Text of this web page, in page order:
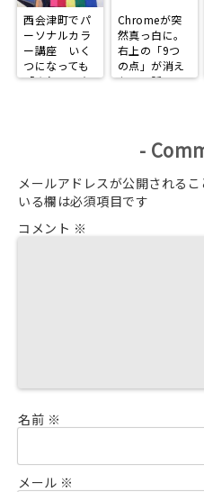
西会津町でパ
ーソナルカラ
ー講座 いく
つになっても
「きれいで在
Chromeが突
然真っ白に。
右上の「9つ
の点」が消え
た日の話
-
メールアドレスが公開されるこ
いる欄は必須項目です
コメント ※
名前 ※
メール ※